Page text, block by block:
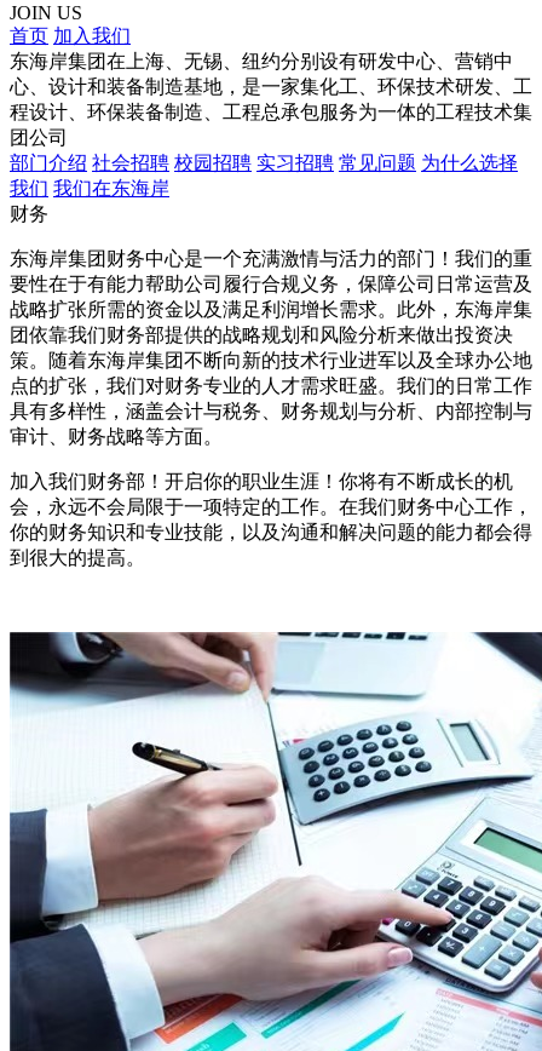
JOIN US
首页 加入我们
东海岸集团在上海、无锡、纽约分别设有研发中心、营销中
心、设计和装备制造基地，是一家集化工、环保技术研发、工
程设计、环保装备制造、工程总承包服务为一体的工程技术集
团公司
部门介绍 社会招聘 校园招聘 实习招聘 常见问题 为什么选择
我们 我们在东海岸
财务
东海岸集团财务中心是一个充满激情与活力的部门！我们的重
要性在于有能力帮助公司履行合规义务，保障公司日常运营及
战略扩张所需的资金以及满足利润增长需求。此外，东海岸集
团依靠我们财务部提供的战略规划和风险分析来做出投资决
策。随着东海岸集团不断向新的技术行业进军以及全球办公地
点的扩张，我们对财务专业的人才需求旺盛。我们的日常工作
具有多样性，涵盖会计与税务、财务规划与分析、内部控制与
审计、财务战略等方面。
加入我们财务部！开启你的职业生涯！你将有不断成长的机
会，永远不会局限于一项特定的工作。在我们财务中心工作，
你的财务知识和专业技能，以及沟通和解决问题的能力都会得
到很大的提高。